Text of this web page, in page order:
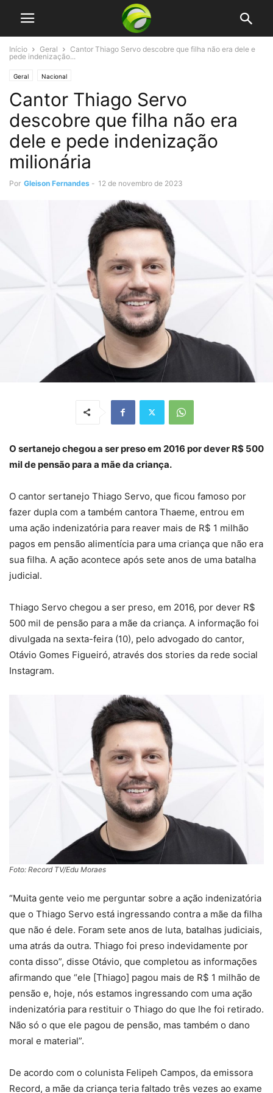
Início Geral
Cantor Thiago Servo descobre que filha não era dele e
pede indenização...
Geral Nacional
Cantor Thiago Servo
descobre que filha não era
dele e pede indenização
milionária
Por Gleison Fernandes - 12 de novembro de 2023
O sertanejo chegou a ser preso em 2016 por dever R$ 500
mil de pensão para a mãe da criança.
O cantor sertanejo Thiago Servo, que ficou famoso por
fazer dupla com a também cantora Thaeme, entrou em
uma ação indenizatória para reaver mais de R$ 1 milhão
pagos em pensão alimentícia para uma criança que não era
sua filha. A ação acontece após sete anos de uma batalha
judicial.
Thiago Servo chegou a ser preso, em 2016, por dever R$
500 mil de pensão para a mãe da criança. A informação foi
divulgada na sexta-feira (10), pelo advogado do cantor,
Otávio Gomes Figueiró, através dos stories da rede social
Instagram.
Foto: Record TV/Edu Moraes
“Muita gente veio me perguntar sobre a ação indenizatória
que o Thiago Servo está ingressando contra a mãe da filha
que não é dele. Foram sete anos de luta, batalhas judiciais,
uma atrás da outra. Thiago foi preso indevidamente por
conta disso”, disse Otávio, que completou as informações
afirmando que “ele [Thiago] pagou mais de R$ 1 milhão de
pensão e, hoje, nós estamos ingressando com uma ação
indenizatória para restituir o Thiago do que lhe foi retirado.
Não só o que ele pagou de pensão, mas também o dano
moral e material”.
De acordo com o colunista Felipeh Campos, da emissora
Record, a mãe da criança teria faltado três vezes ao exame